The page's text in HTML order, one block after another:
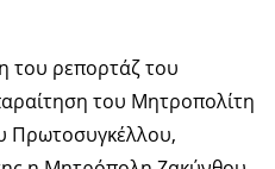
του ρεπορτάζ του
του Μητροπολίτη
Πρωτοσυγκέλλου,